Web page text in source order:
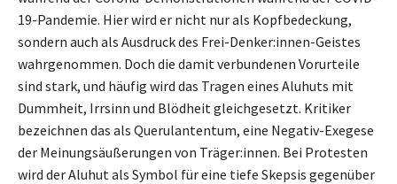
19-Pandemie. Hier wird er nicht nur als Kopfbedeckung,
sondern auch als Ausdruck des Frei-Denker:innen-Geistes
wahrgenommen. Doch die damit verbundenen Vorurteile
sind stark, und häufig wird das Tragen eines Aluhuts mit
Dummheit, Irrsinn und Blödheit gleichgesetzt. Kritiker
bezeichnen das als Querulantentum, eine Negativ-Exegese
der Meinungsäußerungen von Träger:innen. Bei Protesten
wird der Aluhut als Symbol für eine tiefe Skepsis gegenüber